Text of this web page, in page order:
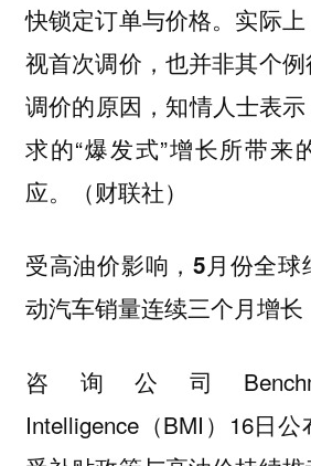
快锁定订单与价格。实际
视首次调价，也并非其个
调价的原因，知情人士表
求的“爆发式”增长所带来
应。（财联社）
受高油价影响，5月份全
动汽车销量连续三个月增长
咨询公司
Intelligence（BMI）16日公